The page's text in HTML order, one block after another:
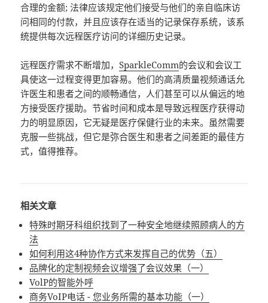
合理的金额; 法律应该规定他们接受与他们的亲自临床访
问相同的付款，并且应该存在适当的记录保存系统，该系
统提供每次远程医疗访问的详细历史记录。
远程医疗需求不断增加，SparkleComm的会议和会议工
具使这一过程变得更加容易。他们的高清质量视频通话允
许医生和患者之间的顺畅通信，人们甚至可以从偏远的地
方接受医疗援助。节省时间和成本是导致远程医疗获得动
力的明显原因，它无疑是医疗保健行业的未来。虽然需要
克服一些挑战，但它是弥合医生和患者之间差距的最佳方
式，值得推荐。
相关文章
特殊时期牙科组织找到了一种安全地继续照顾病人的方
法
如何利用这4种协作方式来发挥自己的优势（五）
品牌化的定制视频会议增强了会议效果（一）
VolP的智能外呼
商务VoIP电话 - 您业务所需的基本功能（一）